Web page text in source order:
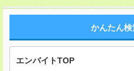
かんたん
エンバイトTOP